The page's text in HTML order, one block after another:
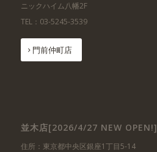
ニックハイム八幡2F
TEL：03-5245-3539
門前仲町店
並木店[2026/4/27 NEW OPEN!]
住所：東京都中央区銀座1丁目5-14